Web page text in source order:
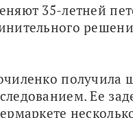
35-летней
получила
Ее